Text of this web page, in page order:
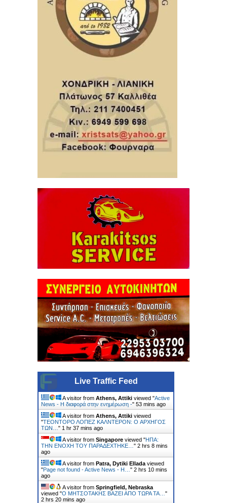
Live Traffic Feed
A visitor from Athens, Attiki viewed "Active
News - Η διαφορά στην ενημέρωση -" 53 mins ago
A visitor from Athens, Attiki viewed
"ΤΕΟΝΤΟΡΟ ΛΟΠΕΖ ΚΑΛΝΤΕΡΟΝ: O ΑΡΧΗΓΟΣ
ΤΩΝ… " 1 hr 37 mins ago
A visitor from Singapore viewed "ΗΠΑ:
ΤΗΝ ΕΝΟΧH ΤΟΥ ΠΑΡΑΔEΧΤΗΚΕ… " 2 hrs 8 mins
ago
A visitor from Patra, Dytiki Ellada viewed
"Page not found - Active News - Η… " 2 hrs 10 mins
ago
A visitor from Springfield, Nebraska
viewed "Ο ΜΗΤΣΟΤΑΚΗΣ ΒΑΖΕΙ ΑΠΟ ΤΩΡΑ ΤΑ… "
2 hrs 20 mins ago